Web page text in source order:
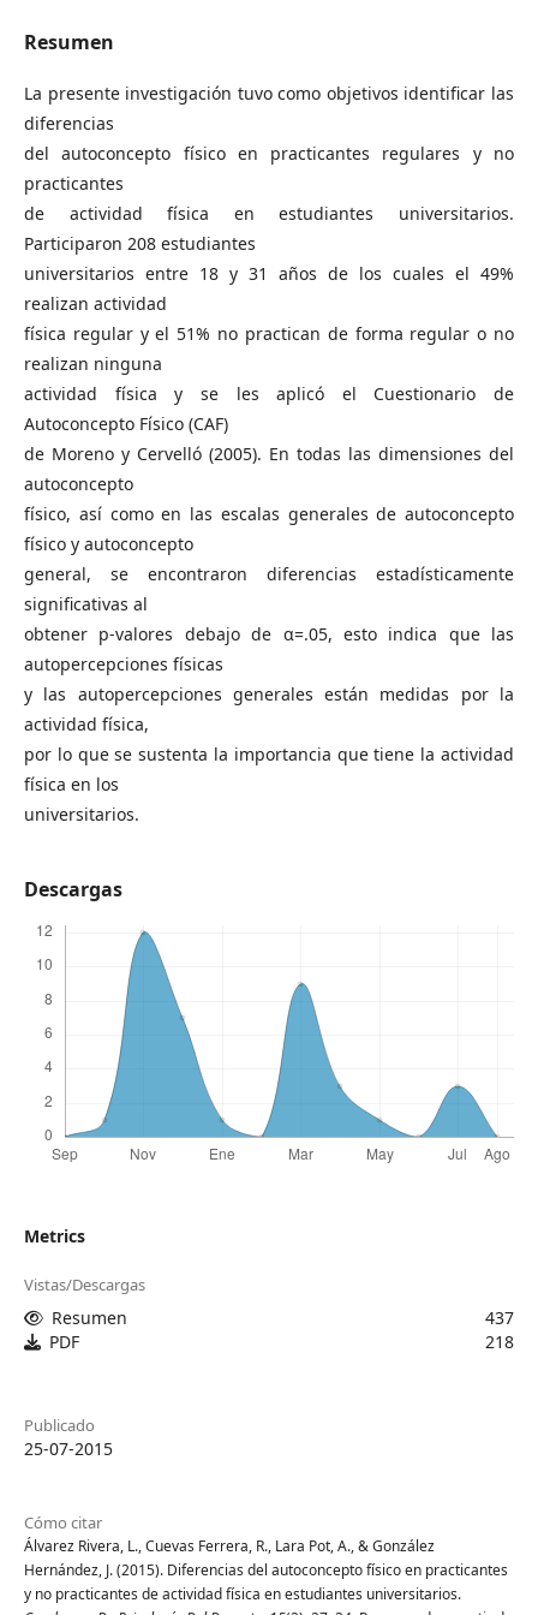
Resumen
La presente investigación tuvo como objetivos identificar las
diferencias
del autoconcepto físico en practicantes regulares y no
practicantes
de actividad física en estudiantes universitarios.
Participaron 208 estudiantes
universitarios entre 18 y 31 años de los cuales el 49%
realizan actividad
física regular y el 51% no practican de forma regular o no
realizan ninguna
actividad física y se les aplicó el Cuestionario de
Autoconcepto Físico (CAF)
de Moreno y Cervelló (2005). En todas las dimensiones del
autoconcepto
físico, así como en las escalas generales de autoconcepto
físico y autoconcepto
general, se encontraron diferencias estadísticamente
significativas al
obtener p-valores debajo de α=.05, esto indica que las
autopercepciones físicas
y las autopercepciones generales están medidas por la
actividad física,
por lo que se sustenta la importancia que tiene la actividad
física en los
universitarios.
Descargas
Metrics
Vistas/Descargas
Resumen
437
PDF
218
Publicado
25-07-2015
Cómo citar
Álvarez Rivera, L., Cuevas Ferrera, R., Lara Pot, A., & González
Hernández, J. (2015). Diferencias del autoconcepto físico en practicantes
y no practicantes de actividad física en estudiantes universitarios.